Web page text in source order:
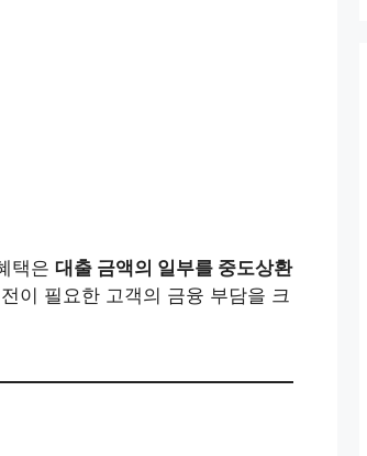
택은 대출 금액의 일부를 중도상환
이 필요한 고객의 금융 부담을 크